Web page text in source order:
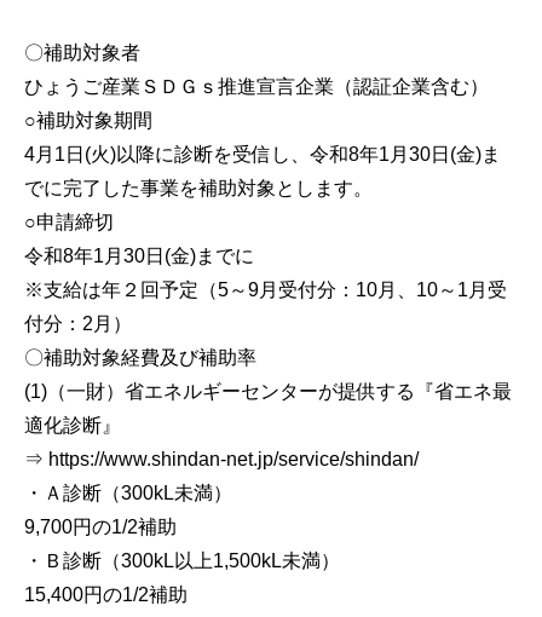
〇補助対象者
ひょうご産業ＳＤＧｓ推進宣言企業（認証企業含む）
○補助対象期間
4月1日(火)以降に診断を受信し、令和8年1月30日(金)ま
でに完了した事業を補助対象とします。
○申請締切
令和8年1月30日(金)までに
※支給は年２回予定（5～9月受付分：10月、10～1月受
付分：2月）
〇補助対象経費及び補助率
(1)（一財）省エネルギーセンターが提供する『省エネ最
適化診断』
⇒ https://www.shindan-net.jp/service/shindan/
・Ａ診断（300kL未満）
9,700円の1/2補助
・Ｂ診断（300kL以上1,500kL未満）
15,400円の1/2補助